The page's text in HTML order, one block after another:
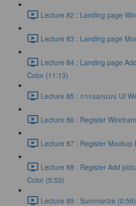
Lecture 82 : Landing page
Lecture 83 : Landing page
Lecture 84 : Landing page
Color (11:13)
Lecture 85 : การออกแบบ UI
Lecture 86 : Register
Lecture 87 : Register Mockup
Lecture 88 : Register Add
Color (5:53)
Lecture 89 : Summarize (0:58)